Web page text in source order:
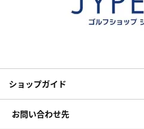
ショップガイド
お問い合わせ先